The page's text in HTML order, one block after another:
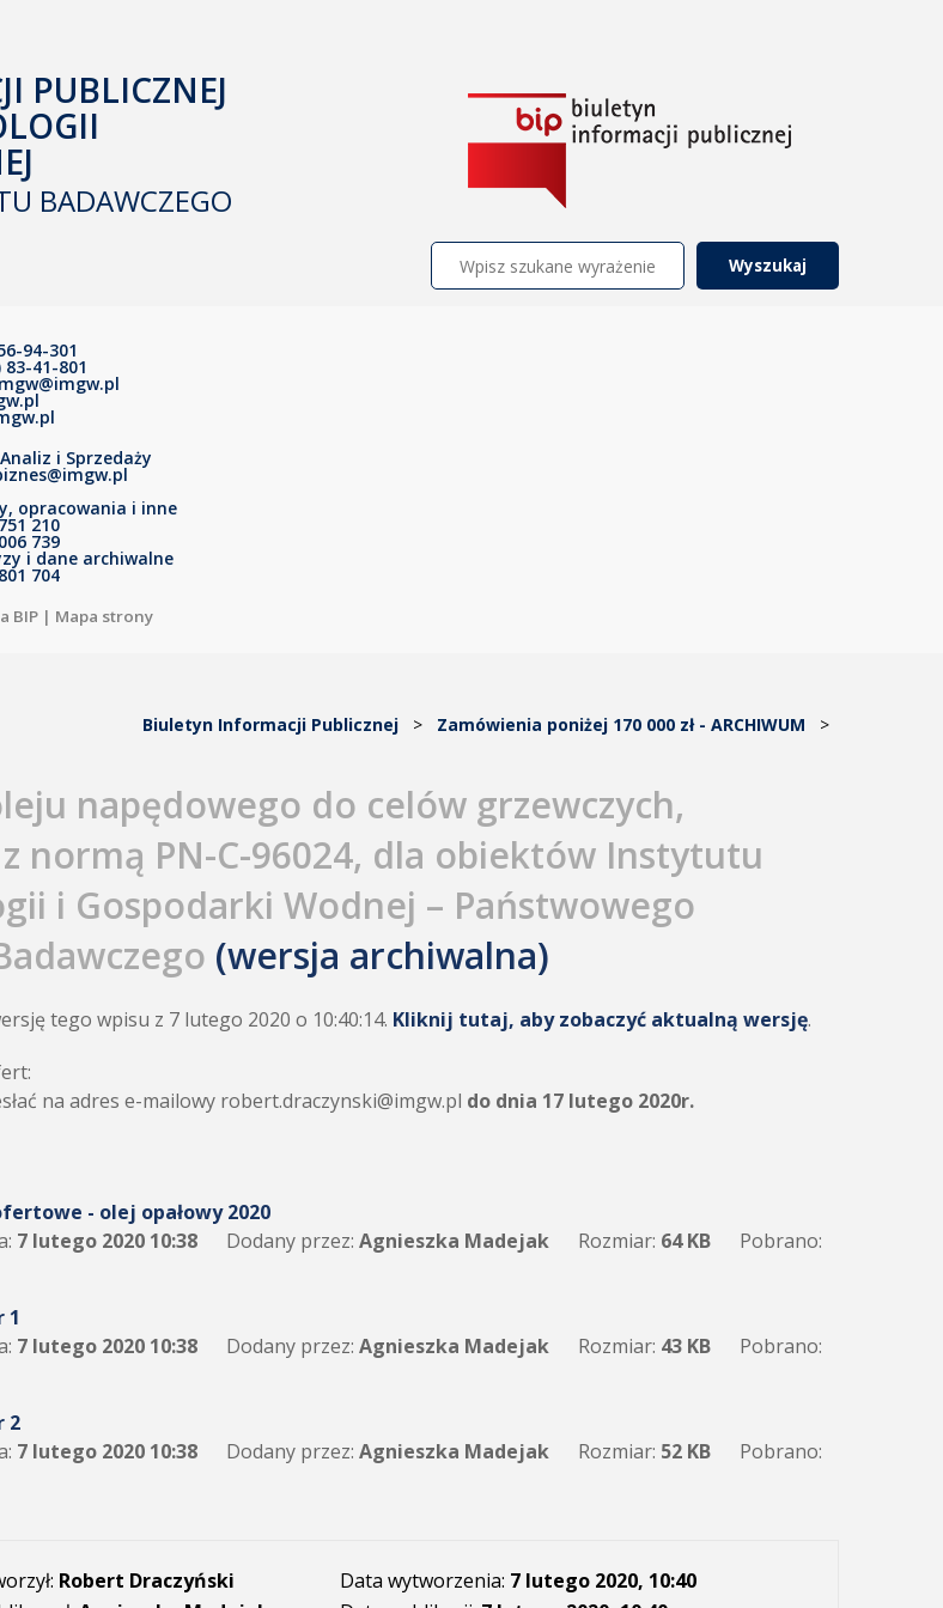
PUBLICZNEJ
BADAWCZEGO
Szukaj:
94-301
41-801
i Sprzedaży
opracowania i inne
210
739
i dane archiwalne
704
BIP | Mapa strony
Biuletyn Informacji Publicznej > Zamówienia poniżej 170 000 zł - ARCHIWUM >
napędowego do celów grzewczych,
normą PN-C-96024, dla obiektów Instytutu
i Gospodarki Wodnej – Państwowego
(wersja archiwalna)
tego wpisu z 7 lutego 2020 o 10:40:14. Kliknij tutaj, aby zobaczyć aktualną wersję.
na adres e-mailowy robert.draczynski@imgw.pl do dnia 17 lutego 2020r.
- olej opałowy 2020
7 lutego 2020 10:38 Dodany przez: Agnieszka Madejak Rozmiar: 64 KB
Pobrano:
1
7 lutego 2020 10:38 Dodany przez: Agnieszka Madejak Rozmiar: 43 KB
Pobrano:
2
7 lutego 2020 10:38 Dodany przez: Agnieszka Madejak Rozmiar: 52 KB
Pobrano:
Robert Draczyński
Data wytworzenia: 7 lutego 2020, 10:40